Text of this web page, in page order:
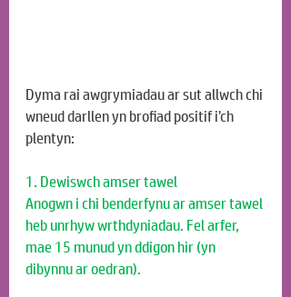
Dyma rai awgrymiadau ar sut allwch chi
wneud darllen yn brofiad positif i’ch
plentyn:
1. Dewiswch amser tawel
Anogwn i chi benderfynu ar amser tawel
heb unrhyw wrthdyniadau. Fel arfer,
mae 15 munud yn ddigon hir (yn
dibynnu ar oedran).